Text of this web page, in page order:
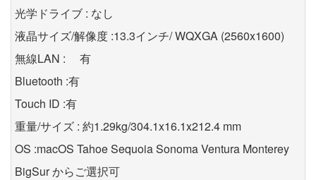
光学ドライブ : なし
液晶サイズ/解像度 :13.3インチ/ WQXGA (2560x1600)
無線LAN : 有
Bluetooth :有
Touch ID :有
重量/サイズ : 約1.29kg/304.1x16.1x212.4 mm
OS :macOS Tahoe Sequoia Sonoma Ventura Monterey
BigSur からご選択可